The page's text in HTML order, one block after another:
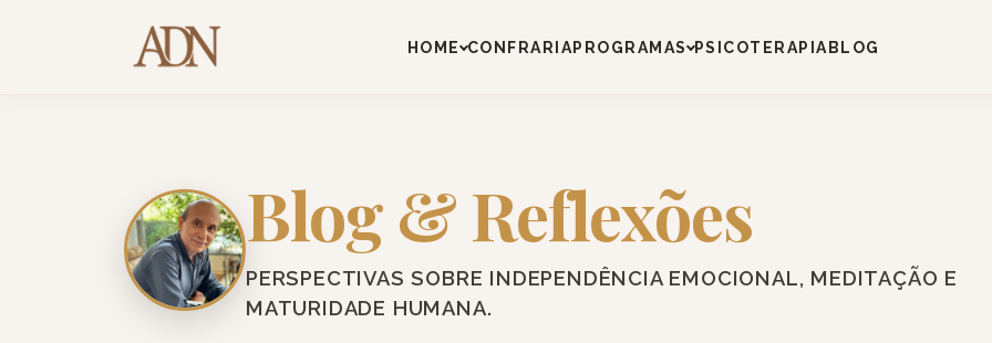
Blog & Reflexões
PERSPECTIVAS SOBRE INDEPENDÊNCIA EMOCIONAL, MEDITAÇÃO E
MATURIDADE HUMANA.
HOME CONFRARIAPROGRAMAS PSICOTERAPIABLOG